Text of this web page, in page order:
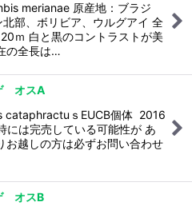
merianae 原産地：ブラジ
北部、ボリビア、ウルグアイ 全
ｍ 白と黒のコントラストが美
の全長は…
オスA
cataphractuｓEUCB個体 2016
には完売している可能性が あ
お越しの方は必ずお問い合わせ
オスB